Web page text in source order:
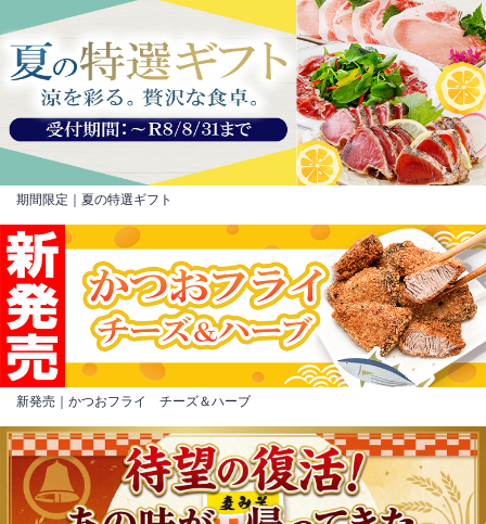
期間限定｜夏の特選ギフト
新発売｜かつおフライ チーズ＆ハーブ